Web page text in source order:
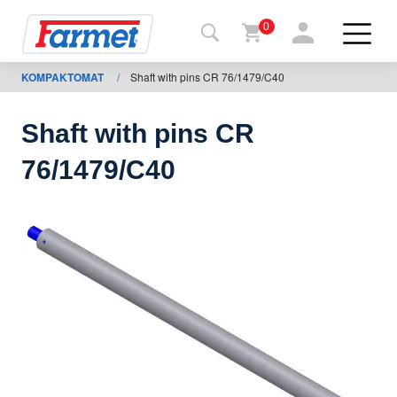
Povrat
na
Farmet
Moje
mašine
0
KOMPAKTOMAT / Shaft with pins CR 76/1479/C40
Shaft with pins CR
76/1479/C40